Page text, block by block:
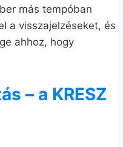
más tempóban
a visszajelzéseket, és
ahhoz, hogy
– a KRESZ